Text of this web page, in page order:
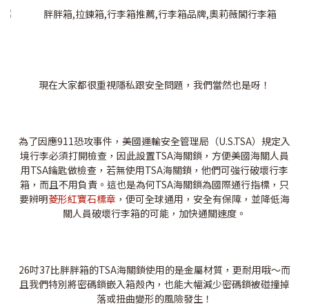
現在大家都很重視隱私跟安全問題，我們當然也是呀！
為了因應911恐攻事件，美國運輸安全管理局（U.S.TSA）規定入
境行李必須打開檢查，因此設置TSA海關鎖，方便美國海關人員
用TSA鑰匙做檢查，若無使用TSA海關鎖，他們可強行破壞行李
箱，而且不用負責。這也是為何TSA海關鎖為國際通行指標，只
要辨明菱形紅寶石標章 ，便可全球通用，安全有保障，並降低海
關人員破壞行李箱的可能，加快通關速度。
26吋37比胖胖箱的TSA海關鎖使用的是金屬材質，更耐用哦～而
且我們特別將密碼鎖嵌入箱殼內，也能大幅減少密碼鎖被碰撞掉
落或扭曲變形的風險發生！